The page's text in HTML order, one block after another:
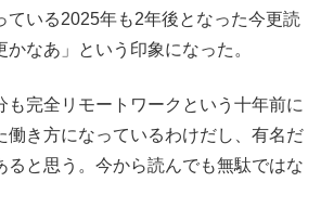
ている2025年も2年後となった今更読
なあ」という印象になった。
完全リモートワークという十年前に
働き方になっているわけだし、有名だ
ると思う。今から読んでも無駄ではな